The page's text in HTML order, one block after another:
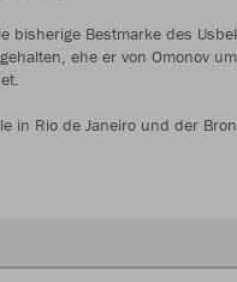
bisherige Bestmarke des
ehe er von Omonov
in Rio de Janeiro und der